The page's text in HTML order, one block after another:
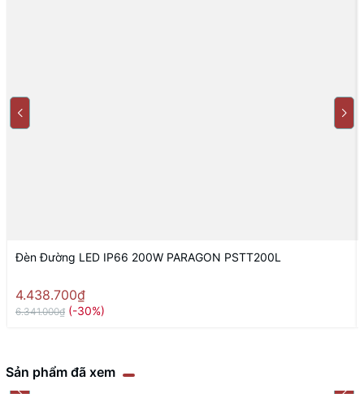
Đèn Đường LED IP66 200W PARAGON PSTT200L
4.438.700₫
6.341.000₫ (-30%)
Sản phẩm đã xem